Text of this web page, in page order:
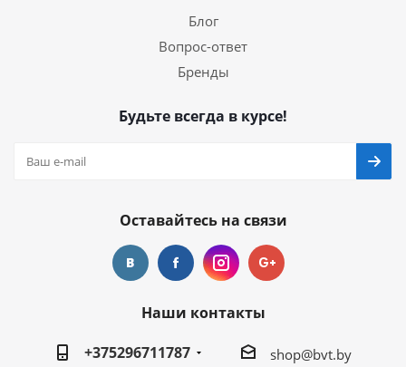
Блог
Вопрос-ответ
Бренды
Будьте всегда в курсе!
Оставайтесь на связи
Наши контакты
+375296711787
shop@bvt.by